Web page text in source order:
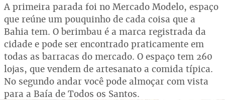
A primeira parada foi no Mercado Modelo, espaço
que reúne um pouquinho de cada coisa que a
Bahia tem. O berimbau é a marca registrada da
cidade e pode ser encontrado praticamente em
todas as barracas do mercado. O espaço tem 260
lojas, que vendem de artesanato a comida típica.
No segundo andar você pode almoçar com vista
para a Baía de Todos os Santos.